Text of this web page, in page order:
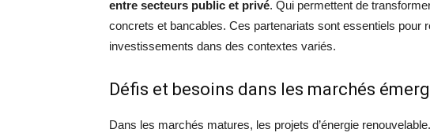
entre secteurs public et privé. Qui permettent de
concrets et bancables. Ces partenariats sont essentiels pour
investissements dans des contextes variés.
Défis et besoins dans les marchés
Dans les marchés matures, les projets d’énergie